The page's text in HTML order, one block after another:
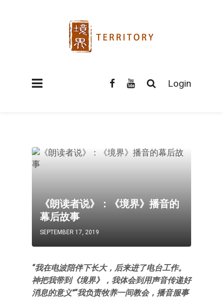
Login
《朗读者说》：《境界》播音的
幕后故事
SEPTEMBER 17, 2019
“我在电波陪伴下长大，后来进了电台工作。
神把我带到《境界》，我体会到用声音传递好
消息的意义”“我负责牧养一间教会，播音服事